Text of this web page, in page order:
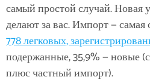
самый простой случай. Новая
делают за вас. Импорт —
778 легковых,
подержанные, 35,9% — новые
плюс частный импорт).